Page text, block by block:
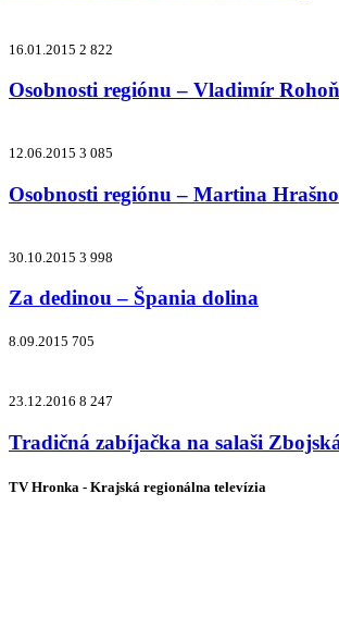
16.01.2015 2 822
Osobnosti regiónu – Vladimír Rohoň
12.06.2015 3 085
Osobnosti regiónu – Martina
30.10.2015 3 998
Za dedinou – Špania dolina
8.09.2015 705
23.12.2016 8 247
Tradičná zabíjačka na salaši
TV Hronka - Krajská regionálna televízia